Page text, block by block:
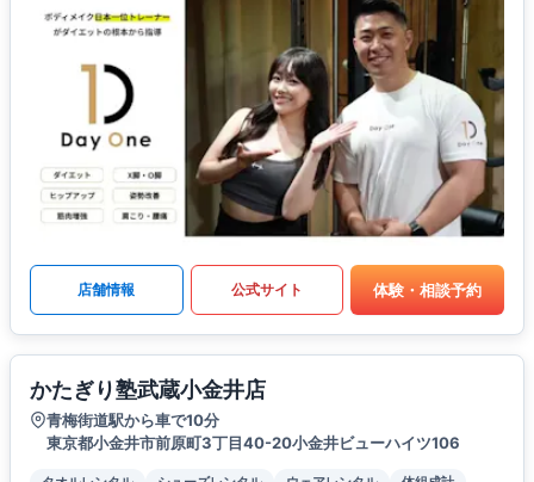
店舗情報 公式サイト 体験・相談予約
かたぎり塾武蔵小金井店
青梅街道駅から車で10分
東京都小金井市前原町3丁目40-20小金井ビューハイツ106